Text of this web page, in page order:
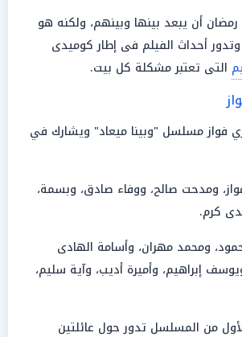
رمضان أن يبعد بينها وبينهم، ولكنه هو
أحداث الفيلم فى إطار كوميدى
التى تعتبر مشكلة كل بيت.
فواز مسلسل "وبينا ميعاد" ويشارك في
ومدحت صالح، ووفاء صادق، وبسمة،
كرم.
ومحمد مهران، وأسامة الهادى
إبراهيم، وأميرة أديب، وآية سليم،
من المسلسل تدور حول عائلتين